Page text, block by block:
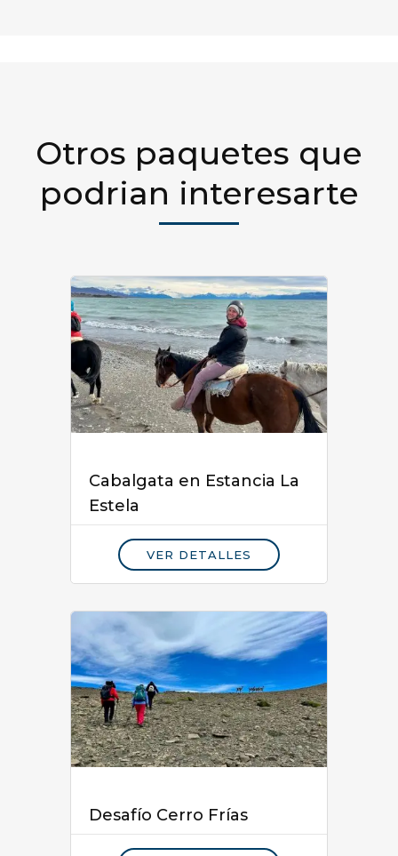
Otros paquetes que
podrian interesarte
Cabalgata en Estancia La
Estela
VER DETALLES
Desafío Cerro Frías